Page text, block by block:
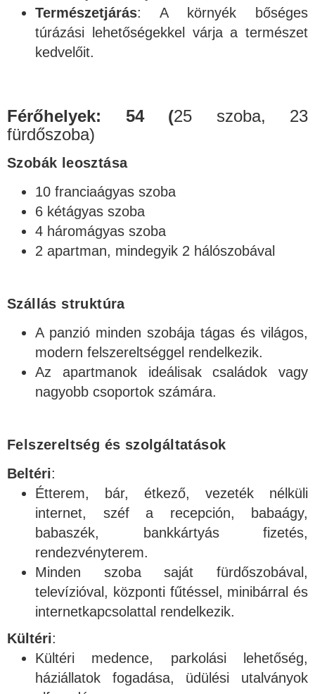
Természetjárás: A környék bőséges
túrázási lehetőségekkel várja a természet
kedvelőit.
Férőhelyek: 54 (25 szoba, 23
fürdőszoba)
Szobák leosztása
10 franciaágyas szoba
6 kétágyas szoba
4 háromágyas szoba
2 apartman, mindegyik 2 hálószobával
Szállás struktúra
A panzió minden szobája tágas és világos,
modern felszereltséggel rendelkezik.
Az apartmanok ideálisak családok vagy
nagyobb csoportok számára.
Felszereltség és szolgáltatások
Beltéri:
Étterem, bár, étkező, vezeték nélküli
internet, széf a recepción, babaágy,
babaszék, bankkártyás fizetés,
rendezvényterem.
Minden szoba saját fürdőszobával,
televízióval, központi fűtéssel, minibárral és
internetkapcsolattal rendelkezik.
Kültéri:
Kültéri medence, parkolási lehetőség,
háziállatok fogadása, üdülési utalványok